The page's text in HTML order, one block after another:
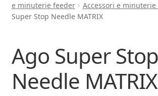
e minuterie feeder
Accessori e minuterie
Super Stop Needle MATRIX
Ago Super Stop
Needle MATRIX